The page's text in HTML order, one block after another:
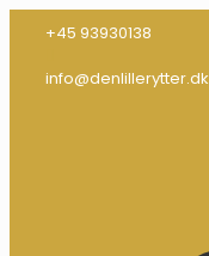
+45 93930138
info@denlillerytter.dk